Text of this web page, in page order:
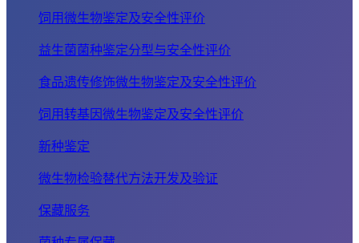
饲用微生物鉴定及安全性评价
益生菌菌种鉴定分型与安全性评价
食品遗传修饰微生物鉴定及安全性评价
饲用转基因微生物鉴定及安全性评价
新种鉴定
微生物检验替代方法开发及验证
保藏服务